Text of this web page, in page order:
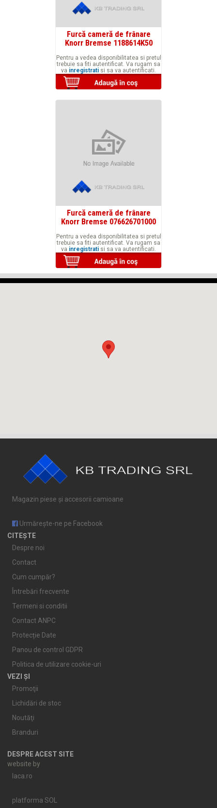
Furcă cameră de frânare
Knorr Bremse 1188614K50
Pentru a vedea disponibilitatea si pretul
trebuie sa fiti autentificat. Va rugam sa
va inregistrati si sa va autentificati.
Furcă cameră de frânare
Knorr Bremse 076626701000
Pentru a vedea disponibilitatea si pretul
trebuie sa fiti autentificat. Va rugam sa
va inregistrati si sa va autentificati.
Magazin piese și accesorii camioane
Urmărește-ne pe Facebook
CITEȘTE
Despre noi
Contact
Cum cumpăr?
Întrebări frecvente
Termeni si conditii
Contact ANPC
Protecție Date
Panou de control GDPR
Politica de utilizare cookie-uri
VEZI ȘI
Promoţii
Lichidări de stoc
Noutăţi
Branduri
DESPRE ACEST SITE
website by
laca.ro
platforma SOL